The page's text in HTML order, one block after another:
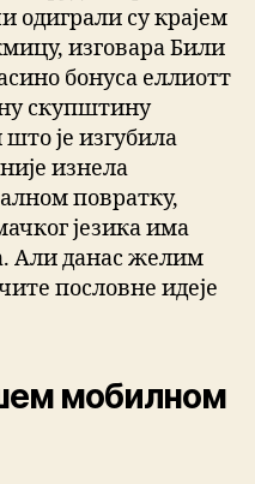
одиграли су крајем
изговара Били
бонуса еллиотт
скупштину
је изгубила
изнела
повратку,
језика има
Али данас желим
пословне идеје
мобилном